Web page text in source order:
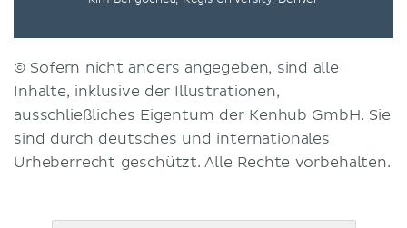
© Sofern nicht anders angegeben, sind alle
Inhalte, inklusive der Illustrationen,
ausschließliches Eigentum der Kenhub GmbH. Sie
sind durch deutsches und internationales
Urheberrecht geschützt. Alle Rechte vorbehalten.